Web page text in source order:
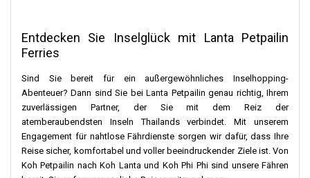
liegen und jeweils lokales Kunsthandwerk anbieten. Dabei
handelt es sich nicht nur um einfache Gegenstände. Sie sind eine
handgewebte Stoffe zu sehen. Es gibt auch kleine Gegenstände,
die mit großer Sorgfalt geschnitzt wurden. Jeder dieser
Gegenstände erzählt eine Geschichte über die tiefe und
farbenfrohe Vergangenheit von Koh Lanta. Sie erzählen von den
Seezigeunern, den ersten Reisenden der Insel, und von den
Tagen, als Händler aus China mit ihren Waren zu Besuch kamen.
Für alle, die eine besondere Erinnerung an ihre Zeit auf Koh Lanta
Entdecken Sie Inselglück mit Lanta Petpailin
Ferries
Sind Sie bereit für ein außergewöhnliches Inselhopping-
Abenteuer? Dann sind Sie bei Lanta Petpailin genau richtig, Ihrem
zuverlässigen Partner, der Sie mit dem Reiz der
atemberaubendsten Inseln Thailands verbindet. Mit unserem
Engagement für nahtlose Fährdienste sorgen wir dafür, dass Ihre
Reise sicher, komfortabel und voller beeindruckender Ziele ist. Von
Koh Petpailin nach Koh Lanta und Koh Phi Phi sind unsere Fähren